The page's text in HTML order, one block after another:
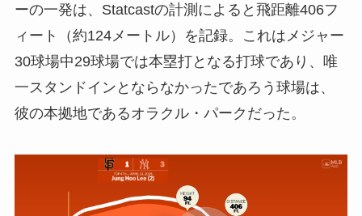
ーの一発は、Statcastの計測によると飛距離406フ
ィート（約124メートル）を記録。これはメジャー
30球場中29球場では本塁打となる打球であり、唯
一スタンドインとならなかったであろう球場は、
彼の本拠地であるオラクル・パークだった。